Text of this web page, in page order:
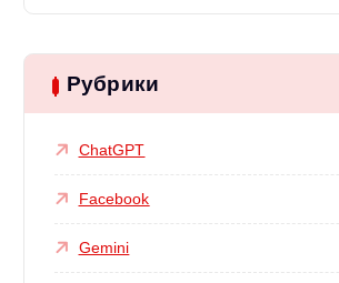
Рубрики
ChatGPT
Facebook
Gemini